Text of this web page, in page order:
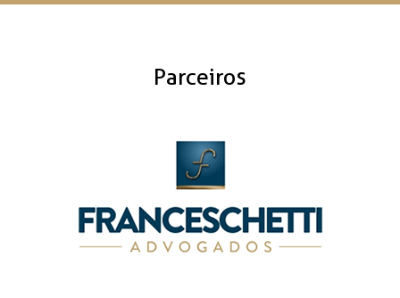
Parceiros